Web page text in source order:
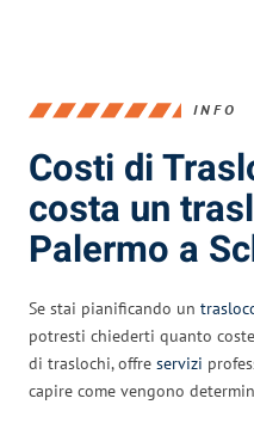
INFO
Costi di
costa un
Palermo a
Se stai pianificando un
potresti chiederti quanto
di traslochi, offre servizi
capire come vengono